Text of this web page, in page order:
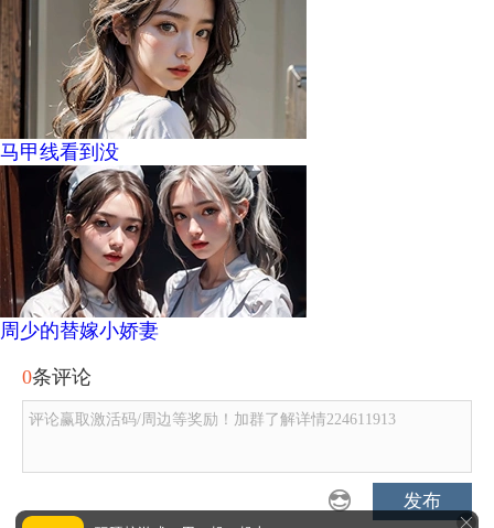
马甲线看到没
周少的替嫁小娇妻
0条评论
评论赢取激活码/周边等奖励！加群了解详情224611913
发布